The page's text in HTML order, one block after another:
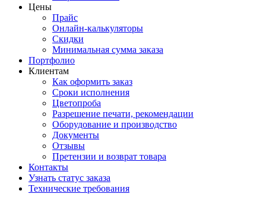
Цены
Прайс
Онлайн-калькуляторы
Скидки
Минимальная сумма заказа
Портфолио
Клиентам
Как оформить заказ
Сроки исполнения
Цветопроба
Разрешение печати, рекомендации
Оборудование и производство
Документы
Отзывы
Претензии и возврат товара
Контакты
Узнать статус заказа
Технические требования